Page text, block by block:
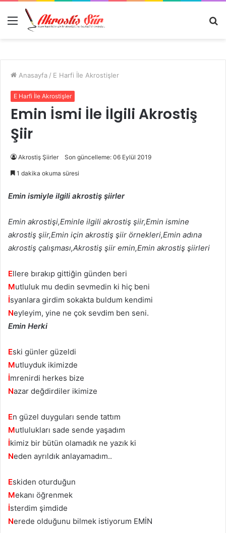
Menü
Anasayfa / E Harfi İle Akrostişler
E Harfi İle Akrostişler
Emin İsmi İle İlgili Akrostiş
Şiir
Akrostiş Şiirler Son güncelleme: 06 Eylül 2019
1 dakika okuma süresi
Emin ismiyle ilgili akrostiş şiirler
Emin akrostişi,Eminle ilgili akrostiş şiir,Emin ismine
akrostiş şiir,Emin için akrostiş şiir örnekleri,Emin adına
akrostiş çalışması,Akrostiş şiir emin,Emin akrostiş şiirleri
Ellere bırakıp gittiğin günden beri
Mutluluk mu dedin sevmedin ki hiç beni
İsyanlara girdim sokakta buldum kendimi
Neyleyim, yine ne çok sevdim ben seni.
Emin Herki
Eski günler güzeldi
Mutluyduk ikimizde
İmrenirdi herkes bize
Nazar değdirdiler ikimize
En güzel duyguları sende tattım
Mutlulukları sade sende yaşadım
İkimiz bir bütün olamadık ne yazık ki
Neden ayrıldık anlayamadım..
Eskiden oturduğun
Mekanı öğrenmek
İsterdim şimdide
Nerede olduğunu bilmek istiyorum EMİN